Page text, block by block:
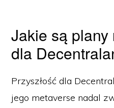
Jakie są plany
dla
Przyszłość dla
jego metaverse nadal